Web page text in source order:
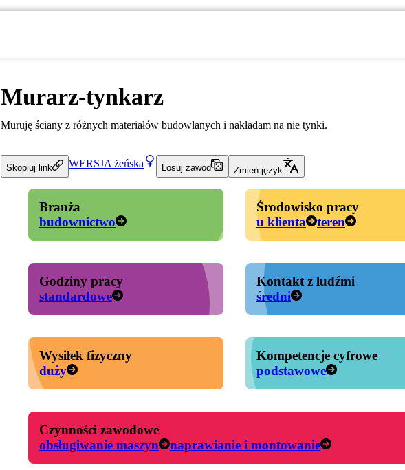
Murarz-tynkarz
Muruję ściany z różnych materiałów budowlanych i nakładam na nie tynki.
Skopiuj link WERSJA żeńska Losuj zawód Zmień język
Branża
budownictwo
Środowisko pracy
u klienta
teren
Godziny pracy
standardowe
Kontakt z ludźmi
średni
Wysiłek fizyczny
duży
Kompetencje cyfrowe
podstawowe
Czynności zawodowe
obsługiwanie maszyn
naprawianie i montowanie